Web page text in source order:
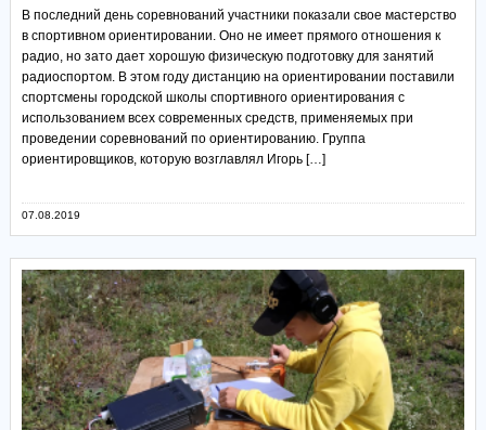
В последний день соревнований участники показали свое мастерство
в спортивном ориентировании. Оно не имеет прямого отношения к
радио, но зато дает хорошую физическую подготовку для занятий
радиоспортом. В этом году дистанцию на ориентировании поставили
спортсмены городской школы спортивного ориентирования с
использованием всех современных средств, применяемых при
проведении соревнований по ориентированию. Группа
ориентировщиков, которую возглавлял Игорь […]
07.08.2019